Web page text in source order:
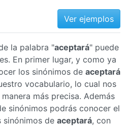
Ver ejemplos
la palabra "aceptará" puede
En primer lugar, y como ya
los sinónimos de aceptará
vocabulario, lo cual nos
más precisa. Además
sinónimos podrás conocer el
sinónimos de aceptará, con